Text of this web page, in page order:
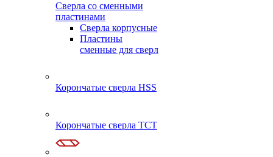
Сверла со сменными
пластинами
Сверла корпусные
Пластины
сменные для сверл
Корончатые сверла HSS
Корончатые сверла TCT